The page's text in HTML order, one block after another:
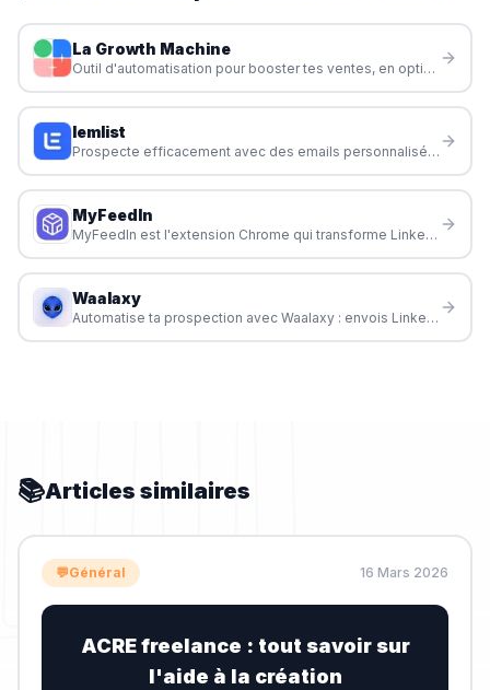
La Growth Machine
Outil d'automatisation pour booster tes ventes, en optimisant chaque étape de ton processus commercial.
lemlist
Prospecte efficacement avec des emails personnalisés et automatisés pour attirer des clients et développer ton activité en freelance.
MyFeedIn
MyFeedIn est l'extension Chrome qui transforme LinkedIn en machine à opportunités : feeds personnalisés, analytics de contenu, agent IA pour écrire, et campagnes d'outreach.
Waalaxy
Automatise ta prospection avec Waalaxy : envois LinkedIn, emails, relances intelligentes et assistant IA pour freelances, commerciaux et recruteurs.
📚Articles similaires
💬Général 16 Mars 2026
ACRE freelance : tout savoir sur
l'aide à la création